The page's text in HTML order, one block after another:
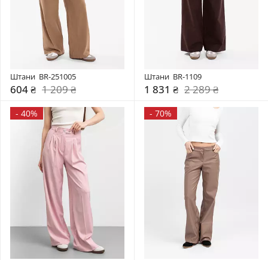
Штани  BR-251005
604 ₴ 1 209 ₴
Штани  BR-1109
1 831 ₴ 2 289 ₴
- 40% - 70%